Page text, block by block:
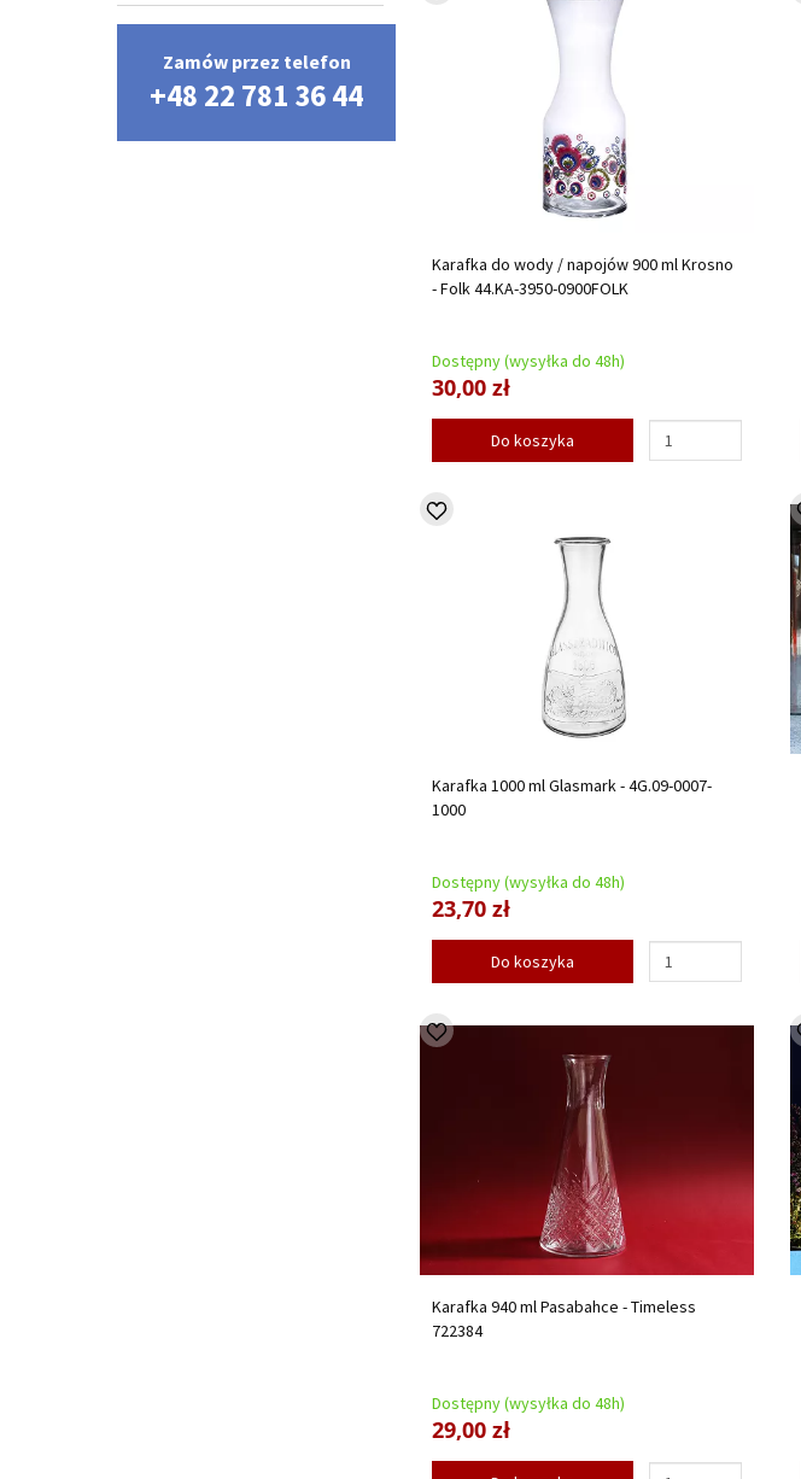
Karafka do wody / napojów 900 ml Krosno
- Folk 44.KA-3950-0900FOLK
Dostępny (wysyłka do 48h)
30,00 zł
Do koszyka
Karafka 1000 ml Glasmark - 4G.09-0007-
1000
Dostępny (wysyłka do 48h)
23,70 zł
Do koszyka
Karafka 940 ml Pasabahce - Timeless
722384
Dostępny (wysyłka do 48h)
29,00 zł
Zamów przez telefon
+48 22 781 36 44